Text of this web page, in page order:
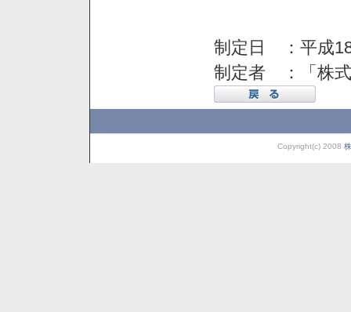
制定日 ：平成
制定者 ：「株
Copyright(c) 2008